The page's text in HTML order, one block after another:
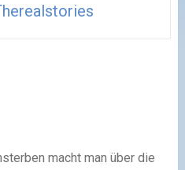
macht man über die